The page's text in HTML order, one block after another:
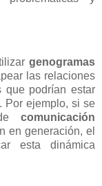
genogramas
las relaciones
que podrían estar
Por ejemplo, si se
comunicación
en generación, el
esta dinámica